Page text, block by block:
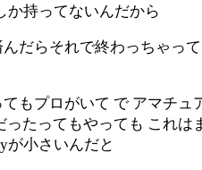
か持ってないんだから
だらそれで終わっちゃっ
もプロがいて で アマチ
たってもやっても これ
が小さいんだと